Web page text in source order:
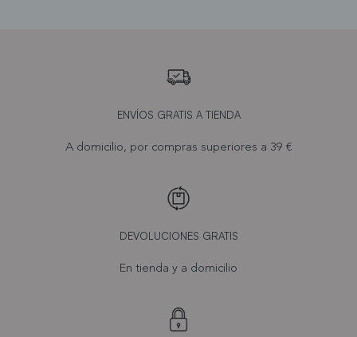
ENVÍOS GRATIS A TIENDA
A domicilio, por compras superiores a 39 €
DEVOLUCIONES GRATIS
En tienda y a domicilio